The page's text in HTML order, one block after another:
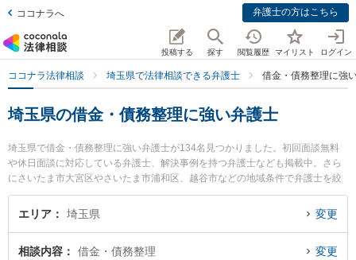
ココナラへ 弁護士の方はこちら
投稿する 探す 閲覧履歴 マイリスト ログイン
ココナラ法律相談 埼玉県で法律相談できる弁護士 借金・債務整理に強
埼玉県の借金・債務整理に強い弁護士
埼玉県で借金・債務整理に強い弁護士が134名見つかりました。初回面談無料
や休日面談に対応している弁護士、解決事例を持つ弁護士なども掲載中。さら
にさいたま市大宮区やさいたま市浦和区、越谷市などの地域条件で弁護士を絞
り込めます。消費者金融の債務整理やクレジット会社の債務整理、リボ払いの
債務整理等の細かな分野での絞り込み検索もでき便利です。特に武井・鳥居法
弁護士費用、強みなどが注目されています。『埼玉県で土日や夜間に発生した
エリア 埼玉県 変更
相談内容 借金・債務整理 変更